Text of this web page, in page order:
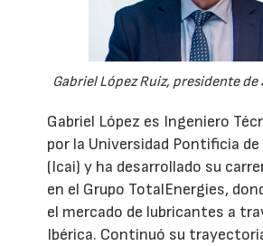
Gabriel López Ruiz, presidente de
Gabriel López es Ingeniero
por la Universidad Pontificia
(Icai) y ha desarrollado su
en el Grupo TotalEnergies,
el mercado de lubricantes a
Ibérica. Continuó su